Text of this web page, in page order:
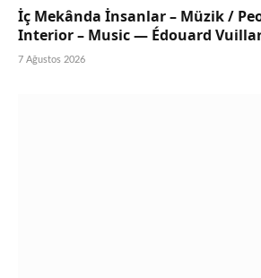
İç Mekânda İnsanlar – Müzik /
Interior – Music — Édouard
7 Ağustos 2026